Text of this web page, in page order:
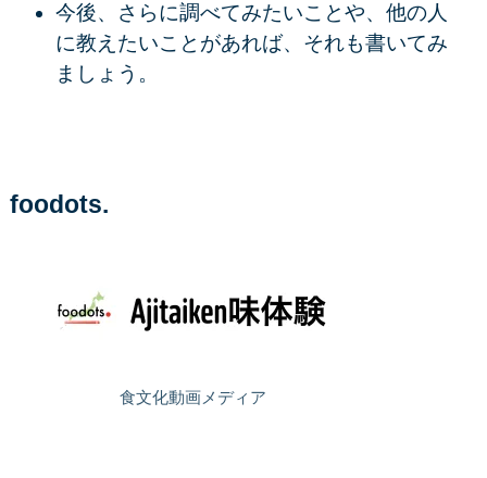
今後、さらに調べてみたいことや、他の人
に教えたいことがあれば、それも書いてみ
ましょう。
foodots.
食文化動画メディア